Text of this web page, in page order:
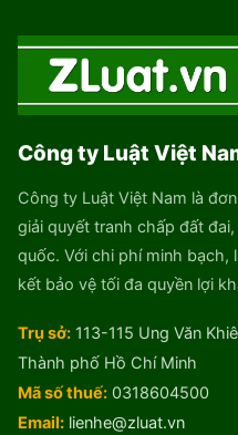
Công ty Luật Việt
Công ty Luật Việt Nam là
giải quyết tranh chấp đất
quốc. Với chi phí minh bạch,
kết bảo vệ tối đa quyền lợi
Trụ sở: 113-115 Ung Văn
Thành phố Hồ Chí Minh
Mã số thuế: 0318604500
Email: lienhe@zluat.vn